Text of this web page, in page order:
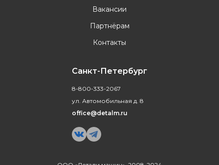
Вакансии
Партнёрам
Контакты
Санкт-Петербург
8-800-333-2067
ул. Автомобильная д. 8
office@detalm.ru